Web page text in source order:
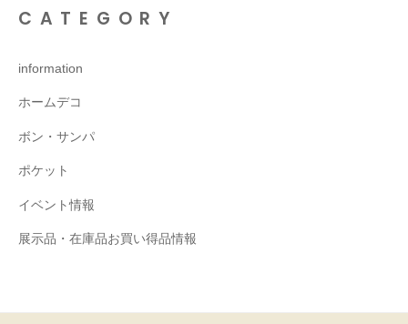
CATEGORY
information
ホームデコ
ボン・サンパ
ポケット
イベント情報
展示品・在庫品お買い得品情報